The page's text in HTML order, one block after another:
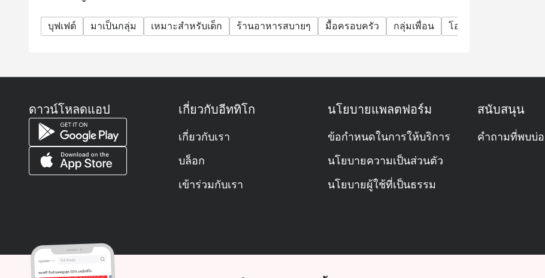
ถาม: ร้านเปิดกี่โมงบ้าง?
🍳 มื้อเช้า: 6 โมงเช้า – 10 โมงครึ่ง
🍤 บรันช์วันหยุด: เสาร์–อาทิตย์ 11 โมง 45 – บ่าย 3 โมง
🍽️ มื้อเย็น: ทุกวัน 6 โมงเย็น – 4 ทุ่ม
ถาม: ต้องโทรจองก่อนไหม หรือไป Walk-in ได้เลย?
ตอบ:
ถ้ามาช่วงกลางวันวันธรรมดา Walk-in ได้เลย
แต่ถ้ามาช่วงมื้อเย็นหรือวันหยุด คนจะเยอะหน่อย แนะนำให้จองโต๊ะล่วงหน้า จะได้ไม่ต้องรอ😄
ตอนนี้มีโปรดี ๆ เยอะเลยครับ!
มื้อกลางวันวันธรรมดา กับมื้อเย็นวันจันทร์–พฤหัส มีโปร “มา 2 จ่าย 1”
บุฟเฟต์ มาเป็นกลุ่ม เหมาะสำหรับเด็ก ร้านอาหารสบายๆ มื้อครอบครัว กลุ่มเพื่อน โอกาสพิเศษ
ดาวน์โหลดแอป เกี่ยวกับอีททิโก
เกี่ยวกับเรา
บล็อก
เข้าร่วมกับเรา
นโยบายแพลตฟอร์ม
ข้อกำหนดในการให้บริการ
นโยบายความเป็นส่วนตัว
นโยบายผู้ใช้ที่เป็นธรรม
สนับสนุน
คำถามที่พบบ่